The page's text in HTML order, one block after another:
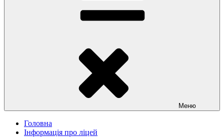
Меню
Головна
Інформація про ліцей